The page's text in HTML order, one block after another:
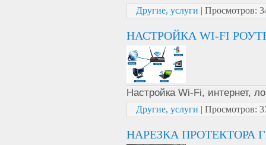
Другие, услуги | Просмотров:
НАСТРОЙКА WI-FI
Настройка Wi-Fi, интернет,
Другие, услуги | Просмотров:
НАРЕЗКА ПРОТЕКТОРА